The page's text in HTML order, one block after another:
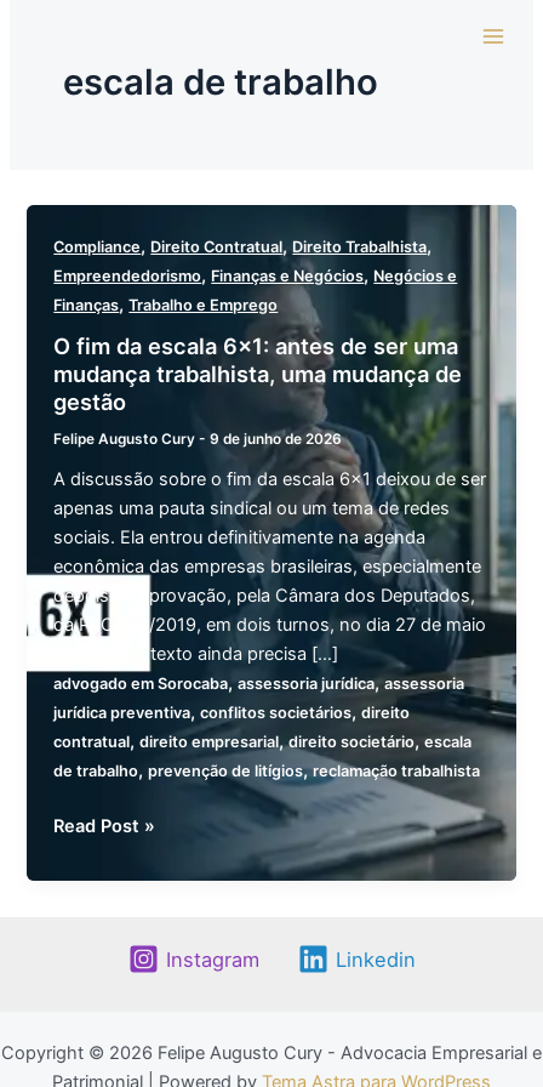
conteúdoescala de trabalho
Compliance, Direito Contratual,Direito Trabalhista,
Empreendedorismo, Finanças e Negócios, Negócios e
Finanças,Trabalho e Emprego
O fim da escala 6×1: antes de ser uma
mudança trabalhista, uma mudança de
gestão
Felipe Augusto Cury-9 de junho de 2026
A discussão sobre o fim da escala 6×1 deixou de ser
apenas uma pauta sindical ou um tema de redes
sociais. Ela entrou definitivamente na agenda
econômica das empresas brasileiras, especialmente
depois da aprovação, pela Câmara dos Deputados,
da PEC 221/2019, em dois turnos, no dia 27 de maio
de 2026. O texto ainda precisa […]
advogado em Sorocaba,assessoria jurídica,assessoria
jurídica preventiva,conflitos societários,direito
contratual,direito empresarial,direito societário,escala
de trabalho,prevenção de litígios,reclamação trabalhista
O
da
uma
Read Post »
Instagram Linkedin
Copyright © 2026 Felipe Augusto Cury - Advocacia Empresarial e
Patrimonial | Powered by Tema Astra para WordPress